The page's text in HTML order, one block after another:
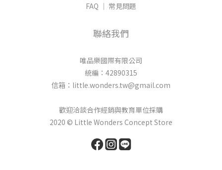
FAQ │ 常見問題
聯絡我們
唯品樂國際有限公司
統編：42890315
信箱：little.wonders.tw@gmail.com
歡迎洽談合作經銷與教育單位採購
2020 © Little Wonders Concept Store